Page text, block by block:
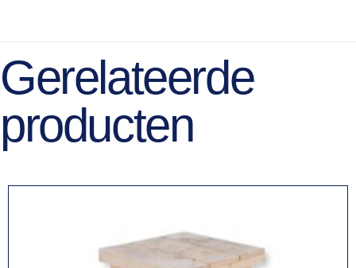
Gerelateerde
producten